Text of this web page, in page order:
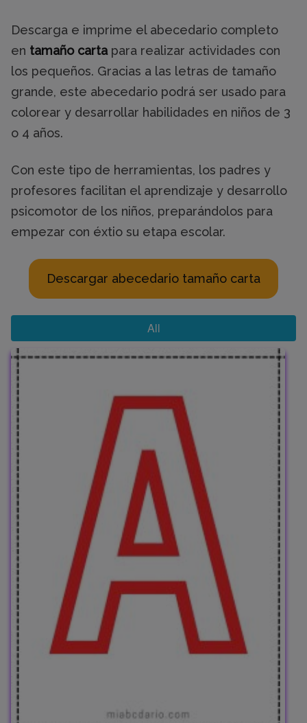
Descarga e imprime el abecedario completo
en tamaño cartapara realizar actividades con
los pequeños. Gracias a las letras de tamaño
grande, este abecedario podrá ser usado para
colorear y desarrollar habilidades en niños de 3
o 4 años.
Con este tipo de herramientas, los padres y
profesores facilitan el aprendizaje y desarrollo
psicomotor de los niños, preparándolos para
empezar con éxtio su etapa escolar.
Descargar abecedario tamaño carta
All